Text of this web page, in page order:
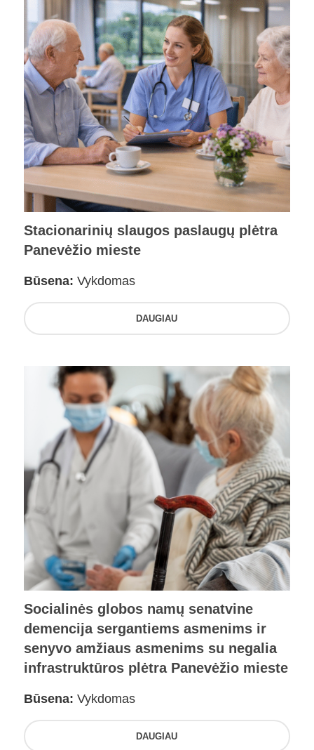
Stacionarinių slaugos paslaugų plėtra
Panevėžio mieste
Būsena: Vykdomas
DAUGIAU
Socialinės globos namų senatvine
demencija sergantiems asmenims ir
senyvo amžiaus asmenims su negalia
infrastruktūros plėtra Panevėžio mieste
Būsena: Vykdomas
DAUGIAU